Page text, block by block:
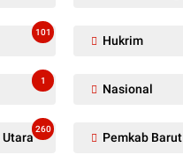
101
Hukrim
1
Nasional
Utara
260
Pemkab Barut